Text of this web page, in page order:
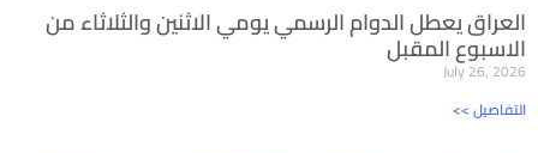
العراق يعطل الدوام الرسمي يومي الاثنين والثلاثاء من
الاسبوع المقبل
July 26, 2026
<< التفاصيل